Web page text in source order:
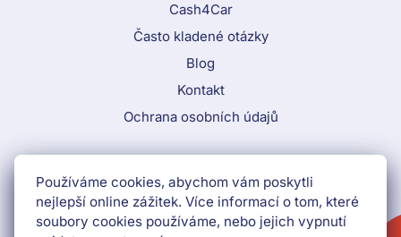
Cash4Car
Často kladené otázky
Blog
Kontakt
Ochrana osobních údajů
Call To Action Menu
800 870 884
Používáme cookies, abychom vám poskytli
nejlepší online zážitek. Více informací o tom, které
soubory cookies používáme, nebo jejich vypnutí